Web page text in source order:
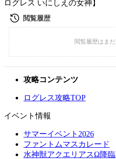
ログレス いにしえの女神】
攻略コンテンツ
ログレス攻略TOP
イベント情報
サマーイベント2026
ファントムマスカレード
水神獣アクエリアスΩ降臨